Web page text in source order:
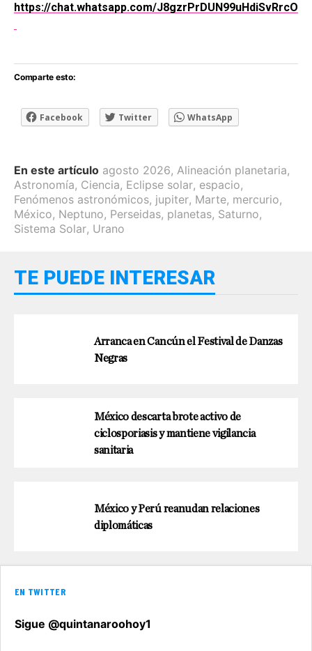
https://chat.whatsapp.com/J8gzrPrDUN99uHdiSvRrcO
Comparte esto:
Facebook Twitter WhatsApp
En este artículo agosto 2026, Alineación planetaria,
Astronomía, Ciencia, Eclipse solar, espacio,
Fenómenos astronómicos, jupiter, Marte, mercurio,
México, Neptuno, Perseidas, planetas, Saturno,
Sistema Solar, Urano
TE PUEDE INTERESAR
Arranca en Cancún el Festival de Danzas
Negras
México descarta brote activo de
ciclosporiasis y mantiene vigilancia
sanitaria
México y Perú reanudan relaciones
diplomáticas
EN TWITTER
Sigue @quintanaroohoy1